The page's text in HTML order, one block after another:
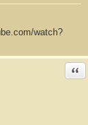
watch?